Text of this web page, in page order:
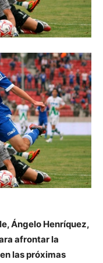
Ángelo Henríquez,
afrontar la
las próximas